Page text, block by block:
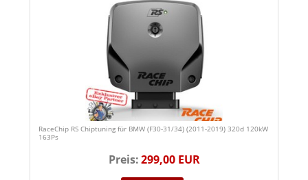
RaceChip RS Chiptuning für BMW (F30-31/34) (2011-2019) 320d 120kW
163Ps
Preis:299,00 EUR